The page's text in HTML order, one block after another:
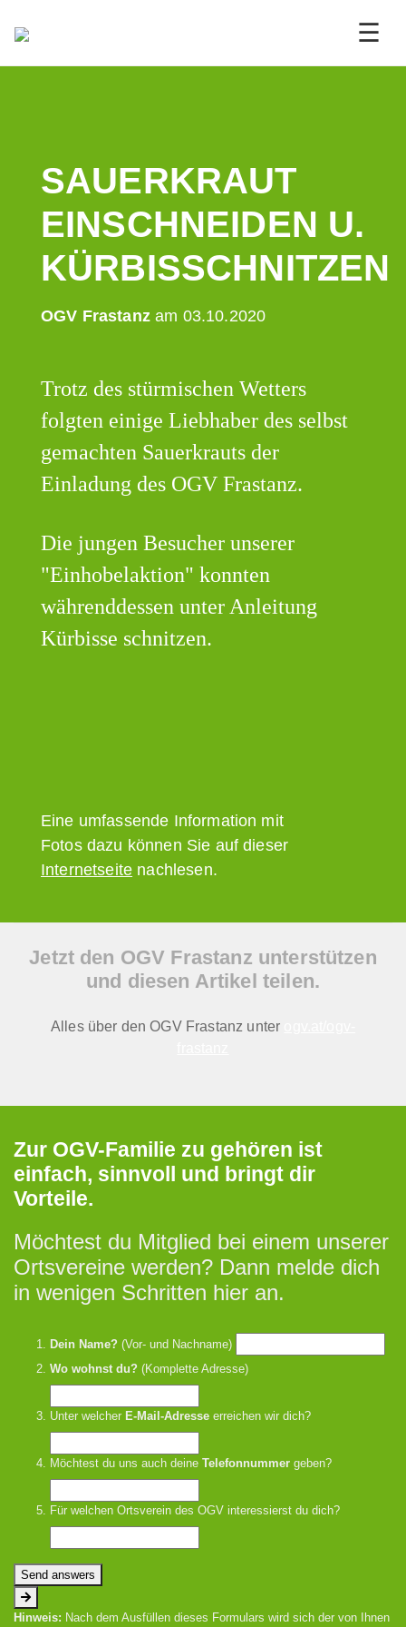
☰
SAUERKRAUT
EINSCHNEIDEN U.
KÜRBISSCHNITZEN
OGV Frastanzam 03.10.2020
Trotz des stürmischen Wetters
folgten einige Liebhaber des selbst
gemachten Sauerkrauts der
Einladung des OGV Frastanz.
Die jungen Besucher unserer
"Einhobelaktion" konnten
währenddessen unter Anleitung
Kürbisse schnitzen.
Eine umfassende Information mit
Fotos dazu können Sie auf dieser
Internetseite nachlesen.
Jetzt den OGV Frastanz unterstützen
und diesen Artikel teilen.
Alles über den OGV Frastanz unter
Zur OGV-Familie zu gehören ist
einfach, sinnvoll und bringt dir
Vorteile.
Möchtest du Mitglied bei einem unserer
Ortsvereine werden? Dann melde dich
in wenigen Schritten hier an.
Dein Name? (Vor- und Nachname)
Wo wohnst du? (Komplette Adresse)
Unter welcher E-Mail-Adresse erreichen wir dich?
Möchtest du uns auch deine Telefonnummer geben?
Für welchen Ortsverein des OGV interessierst du dich?
Send answers
Hinweis: Nach dem Ausfüllen dieses Formulars wird sich der von Ihnen